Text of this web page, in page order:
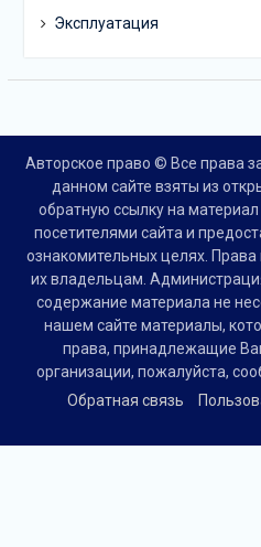
Эксплуатация
Авторское право © Все права
данном сайте взяты из
обратную ссылку на
посетителями сайта и
ознакомительных целях.
их владельцам.
содержание материала не
нашем сайте материалы,
права, принадлежащие
организации, пожалуйста,
Обратная связь